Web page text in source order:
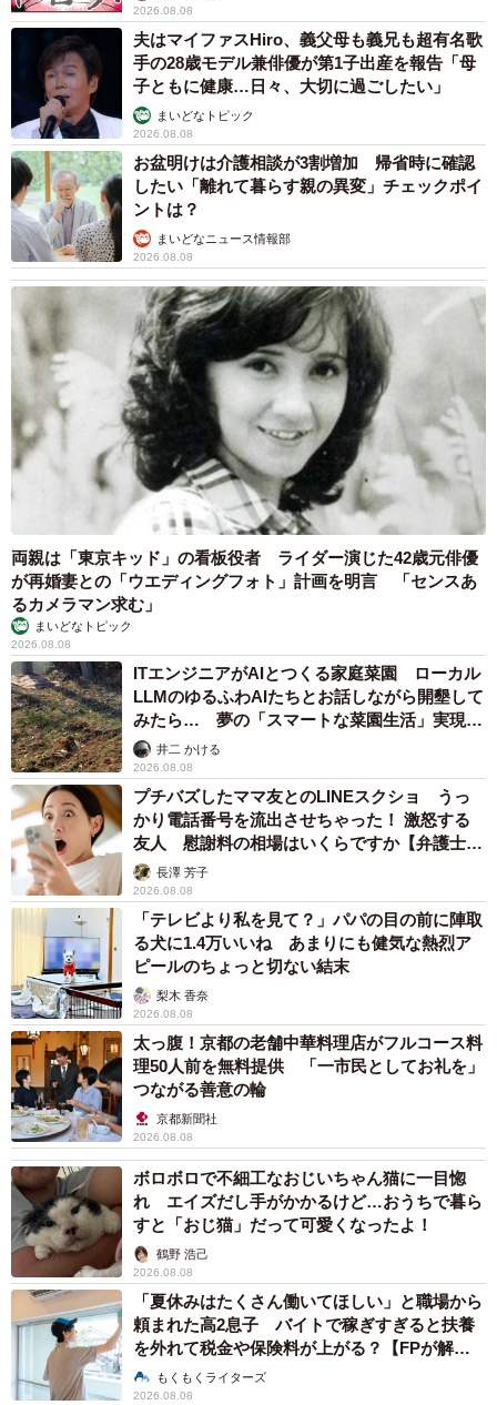
2026.08.08
夫はマイファスHiro、義父母も義兄も超有名歌
手の28歳モデル兼俳優が第1子出産を報告「母
子ともに健康…日々、大切に過ごしたい」
まいどなトピック
2026.08.08
お盆明けは介護相談が3割増加 帰省時に確認
したい「離れて暮らす親の異変」チェックポイ
ントは？
まいどなニュース情報部
2026.08.08
両親は「東京キッド」の看板役者 ライダー演じた42歳元俳優
が再婚妻との「ウエディングフォト」計画を明言 「センスあ
るカメラマン求む」
まいどなトピック
2026.08.08
ITエンジニアがAIとつくる家庭菜園 ローカル
LLMのゆるふわAIたちとお話しながら開墾して
みたら… 夢の「スマートな菜園生活」実現な
るか井二 かける
2026.08.08
プチバズしたママ友とのLINEスクショ うっ
かり電話番号を流出させちゃった！ 激怒する
友人 慰謝料の相場はいくらですか【弁護士が
解説】長澤 芳子
2026.08.08
「テレビより私を見て？」パパの目の前に陣取
る犬に1.4万いいね あまりにも健気な熱烈ア
ピールのちょっと切ない結末
梨木 香奈
2026.08.08
太っ腹！京都の老舗中華料理店がフルコース料
理50人前を無料提供 「一市民としてお礼を」
つながる善意の輪
京都新聞社
2026.08.08
ボロボロで不細工なおじいちゃん猫に一目惚
れ エイズだし手がかかるけど…おうちで暮ら
すと「おじ猫」だって可愛くなったよ！
鶴野 浩己
2026.08.08
「夏休みはたくさん働いてほしい」と職場から
頼まれた高2息子 バイトで稼ぎすぎると扶養
を外れて税金や保険料が上がる？【FPが解
説】もくもくライターズ
2026.08.08